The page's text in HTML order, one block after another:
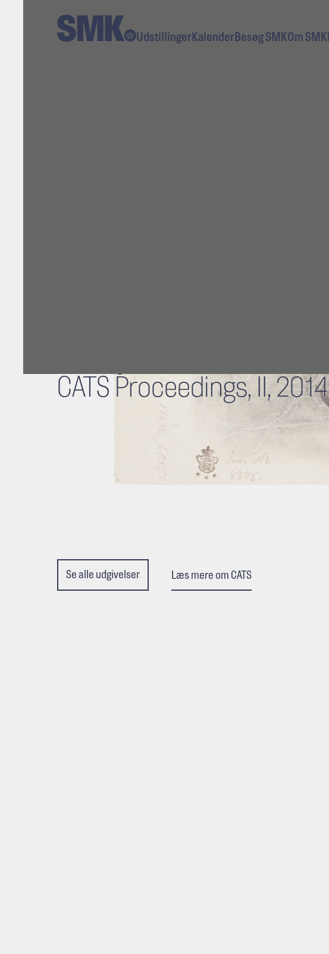
Udstillinger Kalen­der Besøg SMKOm SMK
CATS Proceedings, II, 2014
Se alle udgivelser Læs mere om CATS